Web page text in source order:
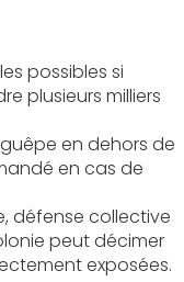
possibles si
plusieurs milliers
en dehors de
en cas de
défense collective
peut décimer
exposées.